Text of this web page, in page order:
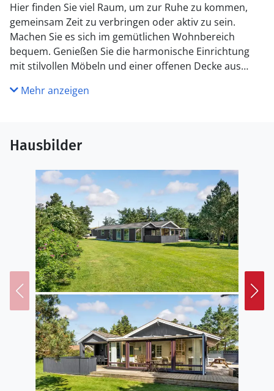
Hier finden Sie viel Raum, um zur Ruhe zu kommen,
gemeinsam Zeit zu verbringen oder aktiv zu sein.
Machen Sie es sich im gemütlichen Wohnbereich
bequem. Genießen Sie die harmonische Einrichtung
mit stilvollen Möbeln und einer offenen Decke aus
Kochinsel, während Sie mit der Familie oder den
Jahreszeit speisen oder entspannen, mit direktem Blick
ins Grüne. Ein Saunagang und ruhige Momente im
Whirlpool runden den Tag entspannt ab.
Nutzen Sie die großzügigen Terrassen rund ums Haus,
ob überdacht oder unter freiem Himmel. Der gepflegte
Garten bietet eine große Rasenfläche, ideal für
Ballspiele und andere Aktivitäten. Spielen Sie eine
Runde Beachvolleyball auf dem eigenen kleinen Feld
oder lassen Sie die Kinder auf der Schaukel toben.
Entdecken Sie die schöne Natur rund um Blåvand. Das
Ferienhaus liegt in zweiter Reihe zu einem großen
Naturgebiet mit Heide und offenen Flächen. Spazieren
Sie in den nahen Ort, wo Sie Einkaufsmöglichkeiten
und Restaurants finden. Auch der feine Sandstrand
der dänischen Westküste ist nicht weit entfernt. Hier
Mehr anzeigen
Hausbilder